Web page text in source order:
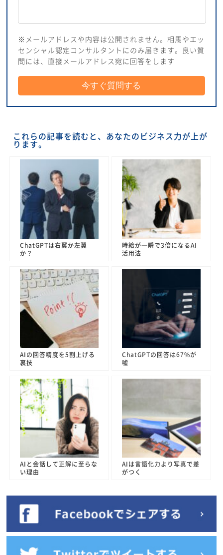
※メールアドレスや内容は公開されません。相馬やエッ
センシャル認定コンサルタントにのみ届きます。良い質
問には、直接メールアドレス宛に回答をします
これらの記事を読むと、あなたのビジネス力が上が
ります。
ChatGPTは右翼か左翼
か？
時給が一瞬で3倍になるAI
活用法
AIの回答精度を5割上げる
裏技
ChatGPTの回答は67%が
嘘
AIと会話して正解に至らな
い理由
AIは言語化力より写真で差
がつく